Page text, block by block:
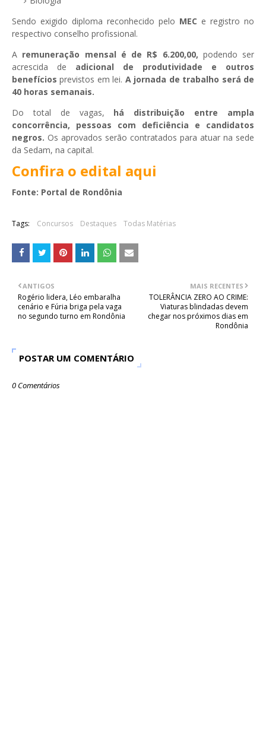
Sendo exigido diploma reconhecido pelo MEC e registro no
respectivo conselho profissional.
A remuneração mensal é de R$ 6.200,00, podendo ser
acrescida de adicional de produtividade e outros
benefíciosprevistos em lei. A jornada de trabalho será de
40 horas semanais.
Do total de vagas, há distribuição entre ampla
concorrência, pessoas com deficiência e candidatos
negros. Os aprovados serão contratados para atuar na sede
da Sedam, na capital.
Confira o edital aqui
Fonte: Portal de Rondônia
Tags: Concursos Destaques Todas Matérias
MAIS RECENTES
TOLERÂNCIA ZERO AO CRIME:
Viaturas blindadas devem
chegar nos próximos dias em
Rondônia
ANTIGOS
Rogério lidera, Léo embaralha
cenário e Fúria briga pela vaga
no segundo turno em Rondônia
POSTAR UM COMENTÁRIO
0 Comentários